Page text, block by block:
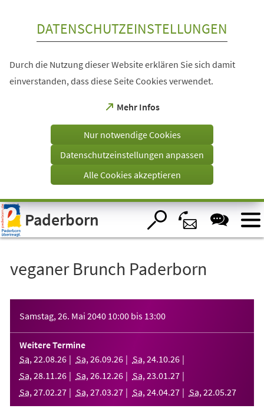
Visuelle
Assistenzsoftware
öffnen.
DATENSCHUTZEINSTELLUNGEN
Durch die Nutzung dieser Website erklären Sie sich damit
einverstanden, dass diese Seite Cookies verwendet.
Mehr Infos
(Öffnet
einem
Tab)
Nur notwendige Cookies
Datenschutzeinstellungen anpassen
Alle Cookies akzeptieren
Paderborn
veganer Brunch Paderborn
Samstag, 26. Mai 2040 10:00 bis 13:00
Weitere Termine
Sa, 22.08.26 Sa, 26.09.26 Sa, 24.10.26
Sa, 28.11 .26 Sa, 26.12.26 Sa, 23.01 .27
Sa, 27.02.27 Sa, 27.03.27 Sa, 24.04.27 Sa, 22.05.27